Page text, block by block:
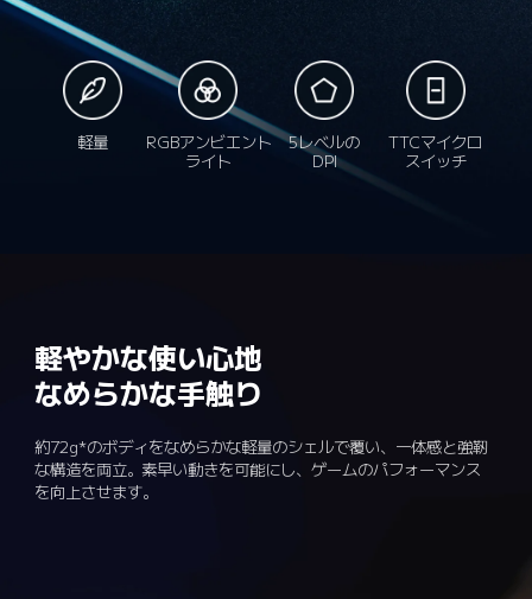
軽量
RGBアンビエント
ライト
5レベルの
DPI
TTCマイクロ
スイッチ
軽やかな使い心地
なめらかな手触り
約72g*のボディをなめらかな軽量のシェルで覆い、一体感と強靭
な構造を両立。素早い動きを可能にし、ゲームのパフォーマンス
を向上させます。